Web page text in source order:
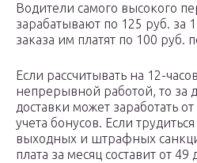
Водители самого высокого
зарабатывают по 125 руб. за
заказа им платят по 100 руб.
Если рассчитывать на 12-
непрерывной работой, то за
доставки может заработать
учета бонусов. Если
выходных и штрафных
плата за месяц составит от 49